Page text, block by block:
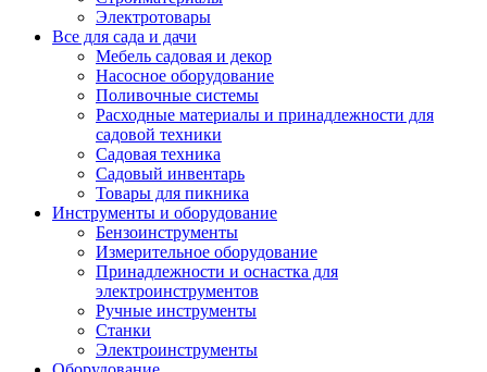
Электротовары
Все для сада и дачи
Мебель садовая и декор
Насосное оборудование
Поливочные системы
Расходные материалы и принадлежности для
садовой техники
Садовая техника
Садовый инвентарь
Товары для пикника
Инструменты и оборудование
Бензоинструменты
Измерительное оборудование
Принадлежности и оснастка для
электроинструментов
Ручные инструменты
Станки
Электроинструменты